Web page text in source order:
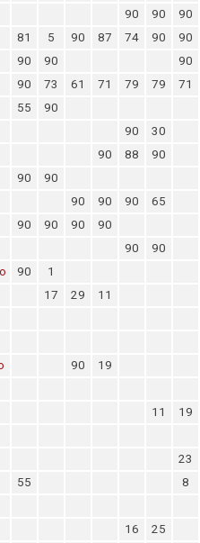
90 90
90
81 5 90 87 74 90
90
90 90
90
90 73 61 71 79 79
71
55
90
90
30
90 88
90
90
90
90 90 90
65
90 90 90
90
90
90
90
1
17 29
11
90
19
11
19
23
55
8
16 25